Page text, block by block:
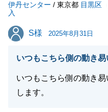
伊丹センター / 東京都 目黒区
入
S様
S様 2025年8月31日
いつもこちら側の動き
いつもこちら側の動き
します。